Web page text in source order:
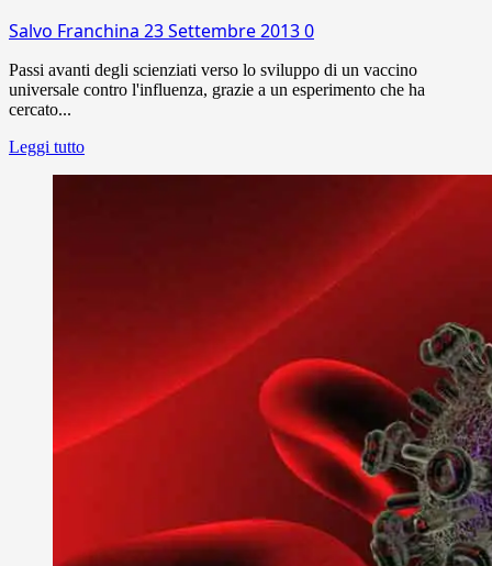
Salvo Franchina 23 Settembre 20130
Passi avanti degli scienziati verso lo sviluppo di un vaccino
universale contro l'influenza, grazie a un esperimento che ha
cercato...
Leggi tutto